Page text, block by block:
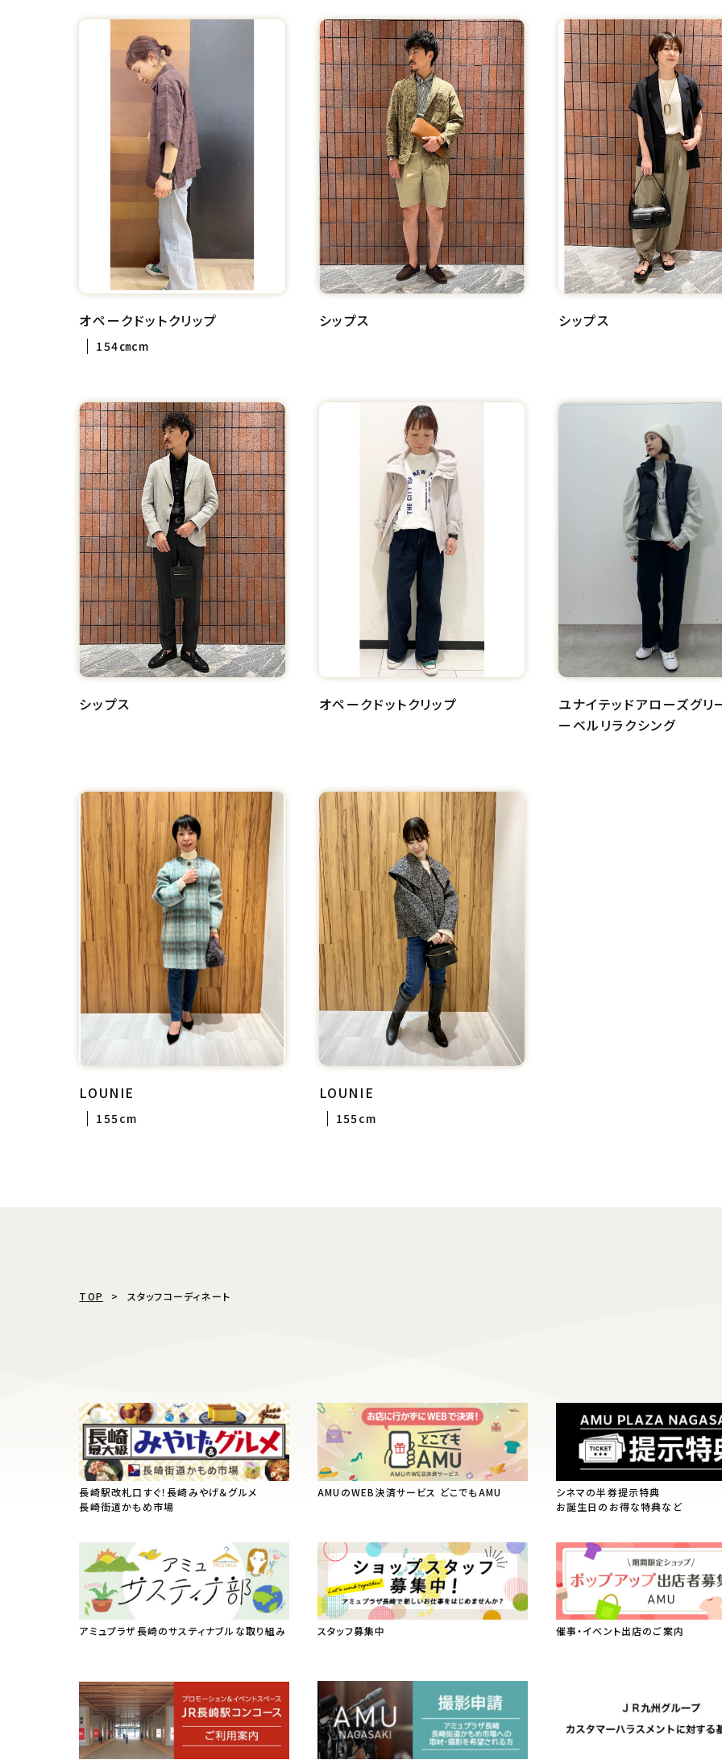
オペークドットクリップ
154㎝cm
シップス シップス
シップス オペークドットクリップ
ユナイテッドアローズグリ
ーベルリラクシング
LOUNIE
155cm
LOUNIE
155cm
TOP スタッフコーディネート
長崎駅改札口すぐ！長崎みやげ＆グルメ
長崎街道かもめ市場
AMUのWEB決済サービス どこでもAMU
シネマの半券提示特典
お誕生日のお得な特典など
アミュプラザ長崎のサスティナブルな取り組み スタッフ募集中 催事・イベント出店のご案内